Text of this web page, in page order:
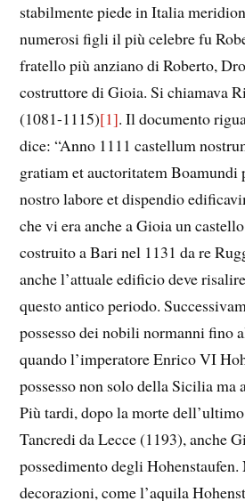
stabilmente piede in Italia
numerosi figli il più celebre fu
fratello più anziano di Roberto,
costruttore di Gioia. Si chiamava
(1081-1115)[1]. Il documento
dice: “Anno 1111 castellum
gratiam et auctoritatem
nostro labore et dispendio
che vi era anche a Gioia un
costruito a Bari nel 1131 da re
anche l’attuale edificio deve
questo antico periodo.
possesso dei nobili normanni fino
quando l’imperatore Enrico VI
possesso non solo della Sicilia ma
Più tardi, dopo la morte
Tancredi da Lecce (1193), anche
possedimento degli Hohenstaufen.
decorazioni, come l’aquila